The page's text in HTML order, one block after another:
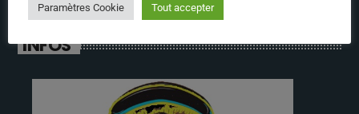
INFOS
Paramètres Cookie Tout accepter